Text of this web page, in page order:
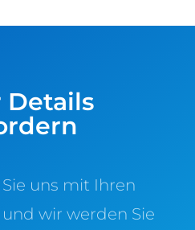
Details
uns mit Ihren
wir werden Sie